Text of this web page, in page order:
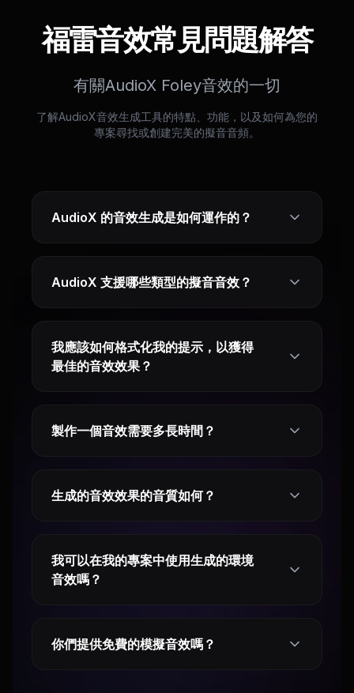
福雷音效常見問題解答
有關AudioX Foley音效的一切
了解AudioX音效生成工具的特點、功能，以及如何為您的
專案尋找或創建完美的擬音音頻。
AudioX 的音效生成是如何運作的？
AudioX 支援哪些類型的擬音音效？
我應該如何格式化我的提示，以獲得
最佳的音效效果？
製作一個音效需要多長時間？
生成的音效效果的音質如何？
我可以在我的專案中使用生成的環境
音效嗎？
你們提供免費的模擬音效嗎？